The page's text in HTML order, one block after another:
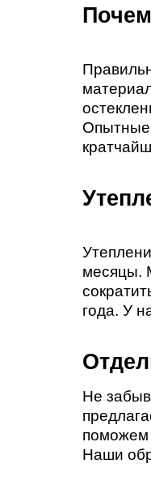
Опытные
месяцы.
года. У
Не
поможем
Наши